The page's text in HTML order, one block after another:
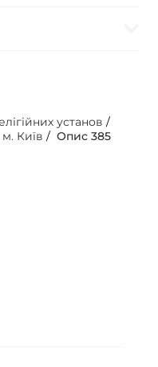
установ /
м. Київ / Опис 385